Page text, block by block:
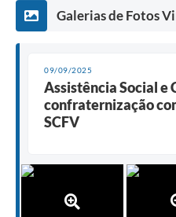
Galerias de Fotos
09/09/2025
Assistência Social e
confraternização
SCFV